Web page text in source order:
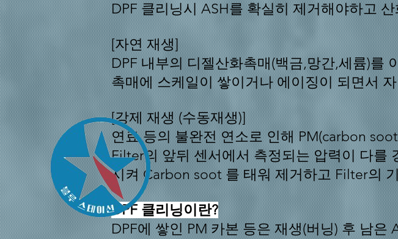
DPF 클리닝시 ASH를 확실히 제거해야하고
[자연 재생]
DPF 내부의 디젤산화촉매(백금,망간,세륨)를
촉매에 스케일이 쌓이거나 에이징이 되면서
[강제 재생 (수동재생)]
연료 등의 불완전 연소로 인해 PM(carbon
Filter의 앞뒤 센서에서 측정되는 압력이 다를
시켜 Carbon soot 를 태워 제거하고 Filter의
DPF 클리닝이란?
DPF에 쌓인 PM 카본 등은 재생(버닝) 후 남은